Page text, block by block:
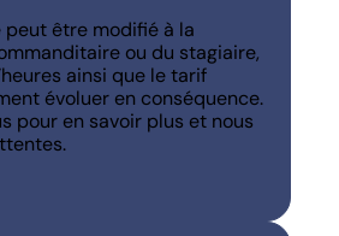
peut être modifié à la
ou du stagiaire,
ainsi que le tarif
évoluer en conséquence.
pour en savoir plus et nous